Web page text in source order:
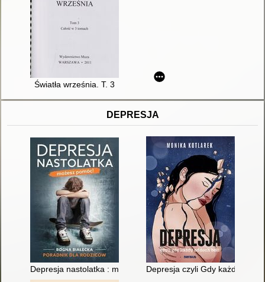
Światła września. T. 3
DEPRESJA
Depresja nastolatka : możesz pomóc! : poradnik dla rodziców
Depresja czyli Gdy każdy